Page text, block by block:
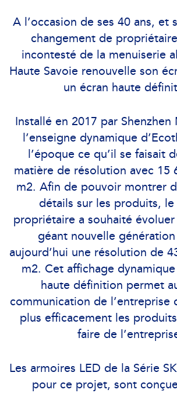
A l’occasion de ses 40 ans, et
changement de
incontesté de la menuiserie
Haute Savoie renouvelle son
un écran haute
Installé en 2017 par
l’enseigne dynamique
l’époque ce qu’il se faisait
matière de résolution avec 15
m2. Afin de pouvoir montrer
détails sur les produits, le
propriétaire a souhaité évoluer
géant nouvelle
aujourd’hui une résolution de
m2. Cet affichage
haute définition permet
communication de l’entreprise
plus efficacement les
faire de
Les armoires LED de la Série
pour ce projet, sont